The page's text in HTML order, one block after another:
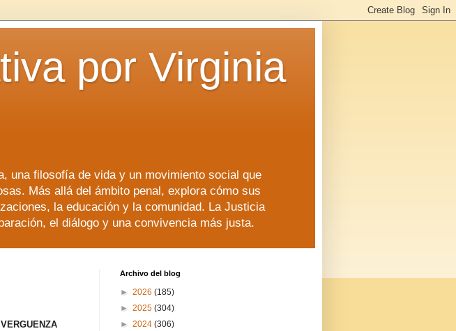
por Virginia
una filosofía de vida y un movimiento social que
Más allá del ámbito penal, explora cómo sus
la educación y la comunidad. La Justicia
el diálogo y una convivencia más justa.
Archivo del blog
► 2026 (185)
► 2025 (304)
► 2024 (306)